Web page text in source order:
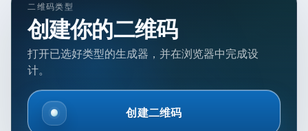
二维码类型
创建你的二维码
打开已选好类型的生成器，并在浏览器中完成设
计。
创建二维码